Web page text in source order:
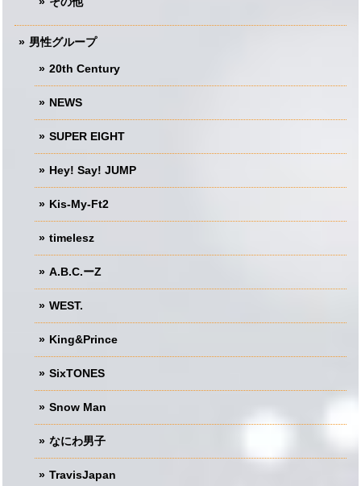
男性グループ
20th Century
NEWS
SUPER EIGHT
Hey! Say! JUMP
Kis-My-Ft2
timelesz
A.B.C.ーZ
WEST.
King&Prince
SixTONES
Snow Man
なにわ男子
TravisJapan